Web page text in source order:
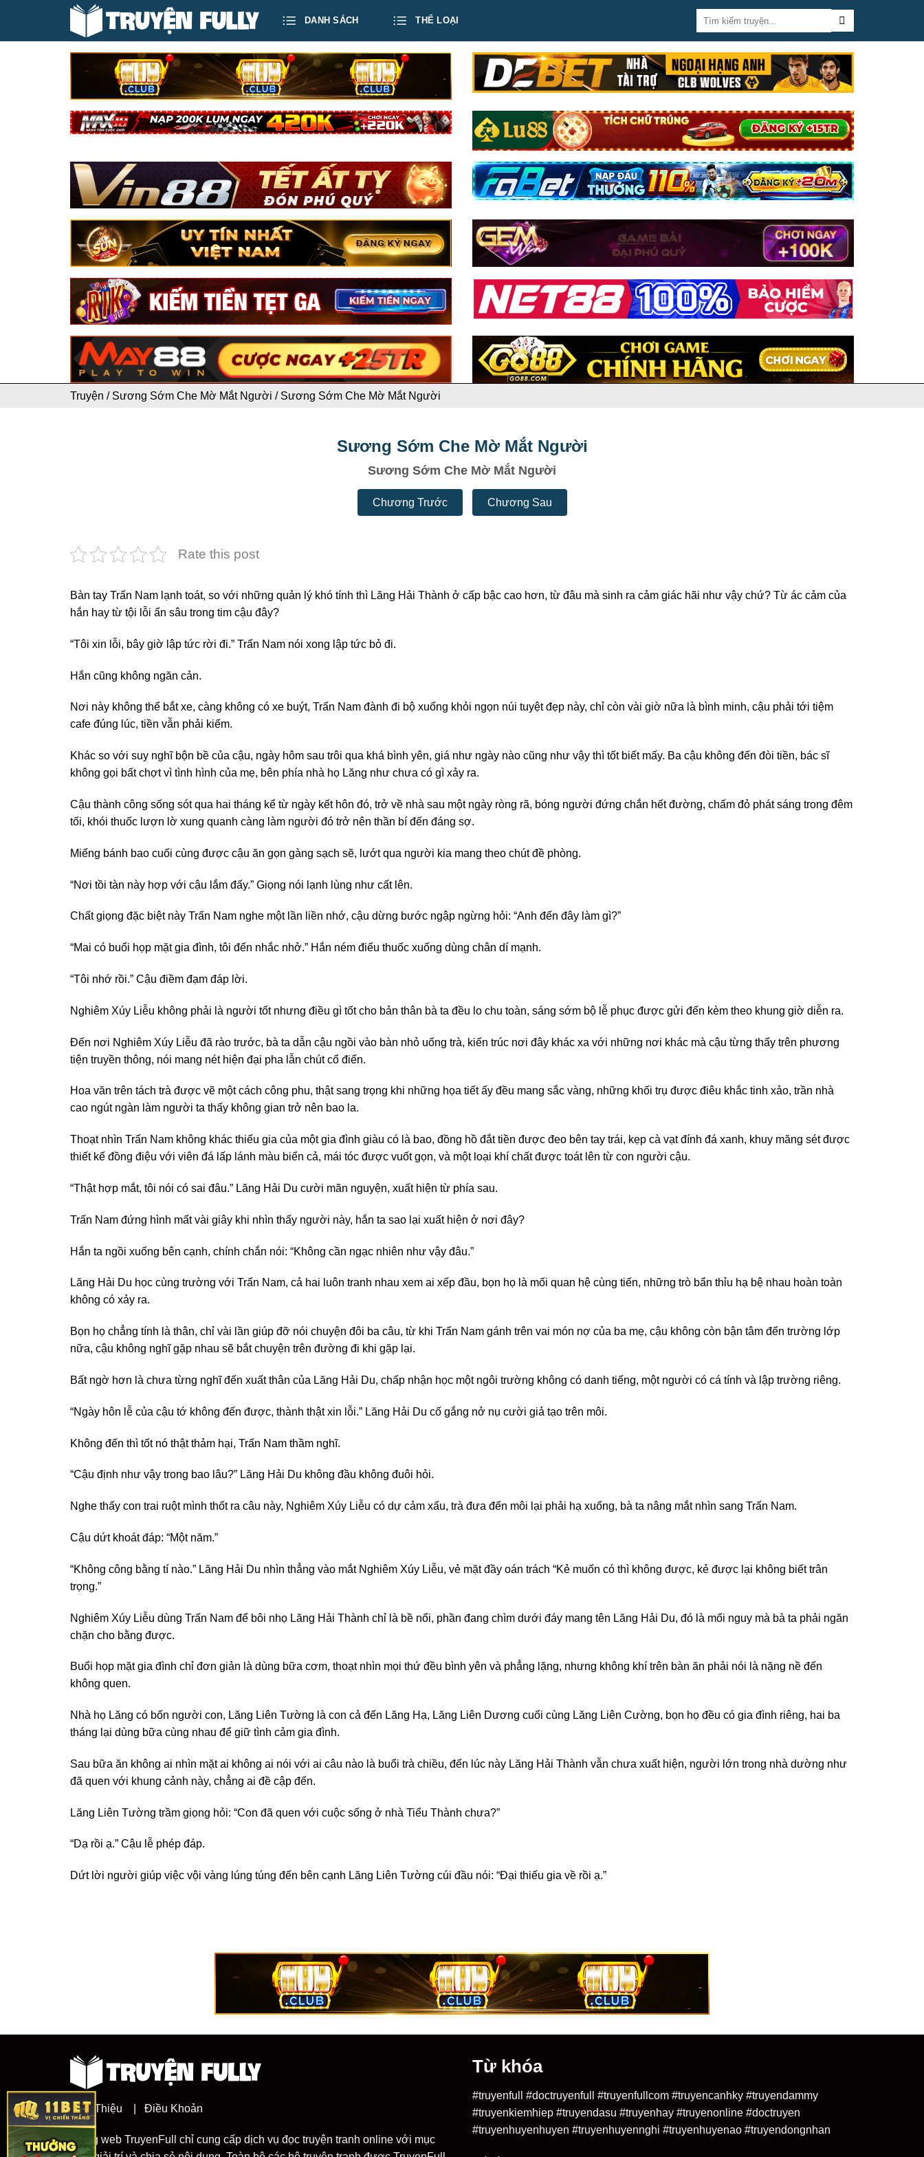
DANH SÁCH THỂ LOẠI
Truyện / Sương Sớm Che Mờ Mắt Người / Sương Sớm Che Mờ Mắt Người
Sương Sớm Che Mờ Mắt Người
Sương Sớm Che Mờ Mắt Người
Chương Trước Chương Sau
Rate this post
Bàn tay Trấn Nam lạnh toát, so với những quản lý khó tính thì Lăng Hải Thành ở cấp bậc cao hơn, từ đâu mà sinh ra cảm giác hãi như vậy chứ? Từ ác cảm của
hắn hay từ tội lỗi ẩn sâu trong tim cậu đây?
“Tôi xin lỗi, bây giờ lập tức rời đi.” Trấn Nam nói xong lập tức bỏ đi.
Hắn cũng không ngăn cản.
Nơi này không thể bắt xe, càng không có xe buýt, Trấn Nam đành đi bộ xuống khỏi ngọn núi tuyệt đẹp này, chỉ còn vài giờ nữa là bình minh, cậu phải tới tiệm
cafe đúng lúc, tiền vẫn phải kiếm.
Khác so với suy nghĩ bộn bề của cậu, ngày hôm sau trôi qua khá bình yên, giá như ngày nào cũng như vậy thì tốt biết mấy. Ba cậu không đến đòi tiền, bác sĩ
không gọi bất chợt vì tình hình của mẹ, bên phía nhà họ Lăng như chưa có gì xảy ra.
Cậu thành công sống sót qua hai tháng kể từ ngày kết hôn đó, trở về nhà sau một ngày ròng rã, bóng người đứng chắn hết đường, chấm đỏ phát sáng trong đêm
tối, khói thuốc lượn lờ xung quanh càng làm người đó trở nên thần bí đến đáng sợ.
Miếng bánh bao cuối cùng được cậu ăn gọn gàng sạch sẽ, lướt qua người kia mang theo chút đề phòng.
“Nơi tồi tàn này hợp với cậu lắm đấy.” Giọng nói lạnh lùng như cất lên.
Chất giọng đặc biệt này Trấn Nam nghe một lần liền nhớ, cậu dừng bước ngập ngừng hỏi: “Anh đến đây làm gì?”
“Mai có buổi họp mặt gia đình, tôi đến nhắc nhở.” Hắn ném điếu thuốc xuống dùng chân dí mạnh.
“Tôi nhớ rồi.” Cậu điềm đạm đáp lời.
Nghiêm Xúy Liễu không phải là người tốt nhưng điều gì tốt cho bản thân bà ta đều lo chu toàn, sáng sớm bộ lễ phục được gửi đến kèm theo khung giờ diễn ra.
Đến nơi Nghiêm Xúy Liễu đã rào trước, bà ta dẫn cậu ngồi vào bàn nhỏ uống trà, kiến trúc nơi đây khác xa với những nơi khác mà cậu từng thấy trên phương
tiện truyền thông, nói mang nét hiện đại pha lẫn chút cổ điển.
Hoa văn trên tách trà được vẽ một cách công phu, thật sang trọng khi những họa tiết ấy đều mang sắc vàng, những khối trụ được điêu khắc tinh xảo, trần nhà
cao ngút ngàn làm người ta thấy không gian trở nên bao la.
Thoạt nhìn Trấn Nam không khác thiếu gia của một gia đình giàu có là bao, đồng hồ đắt tiền được đeo bên tay trái, kẹp cà vạt đính đá xanh, khuy măng sét được
thiết kế đồng điệu với viên đá lấp lánh màu biển cả, mái tóc được vuốt gọn, và một loại khí chất được toát lên từ con người cậu.
“Thật hợp mắt, tôi nói có sai đâu.” Lăng Hải Du cười mãn nguyện, xuất hiện từ phía sau.
Trấn Nam đứng hình mất vài giây khi nhìn thấy người này, hắn ta sao lại xuất hiện ở nơi đây?
Hắn ta ngồi xuống bên cạnh, chính chắn nói: “Không cần ngạc nhiên như vậy đâu.”
Lăng Hải Du học cùng trường với Trấn Nam, cả hai luôn tranh nhau xem ai xếp đầu, bọn họ là mối quan hệ cùng tiến, những trò bẩn thỉu hạ bệ nhau hoàn toàn
không có xảy ra.
Bọn họ chẳng tính là thân, chỉ vài lần giúp đỡ nói chuyện đôi ba câu, từ khi Trấn Nam gánh trên vai món nợ của ba mẹ, cậu không còn bận tâm đến trường lớp
nữa, cậu không nghĩ gặp nhau sẽ bắt chuyện trên đường đi khi gặp lại.
Bất ngờ hơn là chưa từng nghĩ đến xuất thân của Lăng Hải Du, chấp nhận học một ngôi trường không có danh tiếng, một người có cá tính và lập trường riêng.
“Ngày hôn lễ của cậu tớ không đến được, thành thật xin lỗi.” Lăng Hải Du cố gắng nở nụ cười giả tạo trên môi.
Không đến thì tốt nó thật thảm hại, Trấn Nam thầm nghĩ.
“Cậu định như vậy trong bao lâu?” Lăng Hải Du không đầu không đuôi hỏi.
Nghe thấy con trai ruột mình thốt ra câu này, Nghiêm Xúy Liễu có dự cảm xấu, trà đưa đến môi lại phải hạ xuống, bà ta nâng mắt nhìn sang Trấn Nam.
Cậu dứt khoát đáp: “Một năm.”
“Không công bằng tí nào.” Lăng Hải Du nhìn thẳng vào mắt Nghiêm Xúy Liễu, vẻ mặt đầy oán trách “Kẻ muốn có thì không được, kẻ được lại không biết trân
trọng.”
Nghiêm Xúy Liễu dùng Trấn Nam để bôi nhọ Lăng Hải Thành chỉ là bề nổi, phần đang chìm dưới đáy mang tên Lăng Hải Du, đó là mối nguy mà bà ta phải ngăn
chặn cho bằng được.
Buổi họp mặt gia đình chỉ đơn giản là dùng bữa cơm, thoạt nhìn mọi thứ đều bình yên và phẳng lặng, nhưng không khí trên bàn ăn phải nói là nặng nề đến
không quen.
Nhà họ Lăng có bốn người con, Lăng Liên Tường là con cả đến Lăng Hạ, Lăng Liên Dương cuối cùng Lăng Liên Cường, bọn họ đều có gia đình riêng, hai ba
tháng lại dùng bữa cùng nhau để giữ tình cảm gia đình.
Sau bữa ăn không ai nhìn mặt ai không ai nói với ai câu nào là buổi trà chiều, đến lúc này Lăng Hải Thành vẫn chưa xuất hiện, người lớn trong nhà dường như
đã quen với khung cảnh này, chẳng ai đề cập đến.
Lăng Liên Tường trầm giọng hỏi: “Con đã quen với cuộc sống ở nhà Tiểu Thành chưa?”
“Dạ rồi ạ.” Cậu lễ phép đáp.
Dứt lời người giúp việc vội vàng lúng túng đến bên cạnh Lăng Liên Tường cúi đầu nói: “Đại thiếu gia về rồi ạ.”
Giới Thiệu Điều Khoản
Trang web TruyenFull chỉ cung cấp dịch vụ đọc truyện tranh online với mục
Từ khóa
#truyenfull #doctruyenfull #truyenfullcom #truyencanhky #truyendammy
#truyenkiemhiep #truyendasu #truyenhay #truyenonline #doctruyen
#truyenhuyenhuyen #truyenhuyennghi #truyenhuyenao #truyendongnhan